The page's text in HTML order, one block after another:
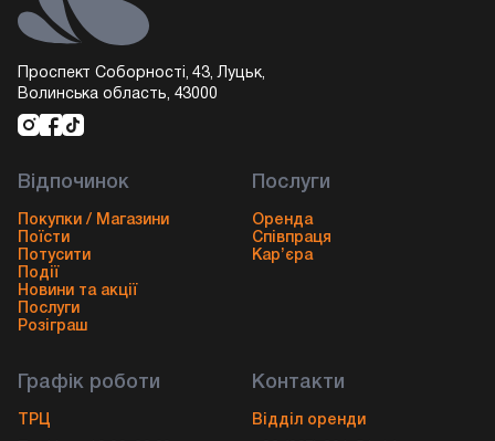
Проспект Соборності, 43, Луцьк,
Волинська область, 43000
Відпочинок
Покупки / Магазини
Поїсти
Потусити
Події
Новини та акції
Послуги
Розіграш
Послуги
Оренда
Співпраця
Кар’єра
Графік роботи
ТРЦ
Контакти
Відділ оренди